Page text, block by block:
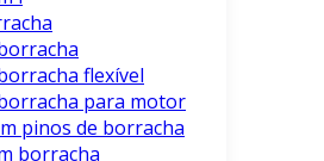
flexível
para motor
pinos de borracha
borracha